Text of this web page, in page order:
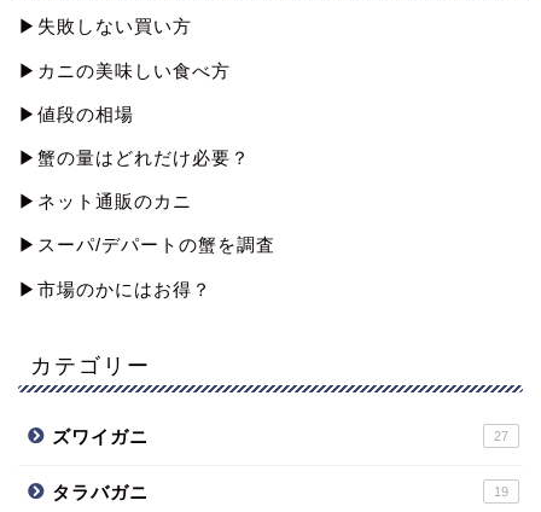
▶︎失敗しない買い方
▶︎カニの美味しい食べ方
▶︎値段の相場
▶︎蟹の量はどれだけ必要？
▶︎ネット通販のカニ
▶︎スーパ/デパートの蟹を調査
▶︎市場のかにはお得？
カテゴリー
ズワイガニ 27
タラバガニ 19